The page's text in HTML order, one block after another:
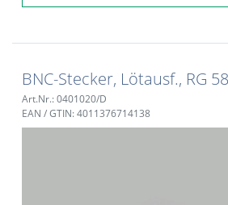
BNC-Stecker, Lötausf., RG
Art.Nr.: 0401020/D
EAN / GTIN: 4011376714138